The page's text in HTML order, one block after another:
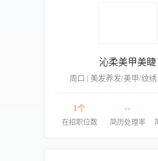
沁柔美甲美睫
周口 | 美发养发/美甲/纹绣
1个
在招职位数
--
简历处理率